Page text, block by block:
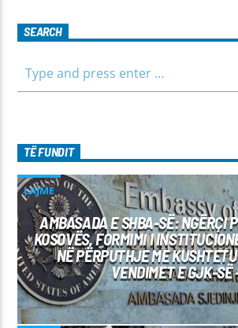
SEARCH
TË FUNDIT
LAJME
AMBASADA E SHBA-SË: NGËRÇI
KOSOVËS, FORMIMI I
NË PËRPUTHJE ME
VENDIMET E GJK-SË